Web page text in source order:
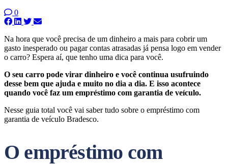
0
Na hora que você precisa de um dinheiro a mais para cobrir um
gasto inesperado ou pagar contas atrasadas já pensa logo em vender
o carro? Espera aí, que tenho uma dica para você.
O seu carro pode virar dinheiro e você continua usufruindo
desse bem que ajuda e muito no dia a dia. E isso acontece
quando você faz um empréstimo com garantia de veículo.
Nesse guia total você vai saber tudo sobre o empréstimo com
garantia de veículo Bradesco.
O empréstimo com